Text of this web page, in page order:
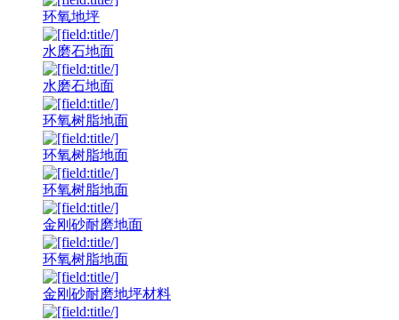
环氧地坪
水磨石地面
水磨石地面
环氧树脂地面
环氧树脂地面
环氧树脂地面
金刚砂耐磨地面
环氧树脂地面
金刚砂耐磨地坪材料